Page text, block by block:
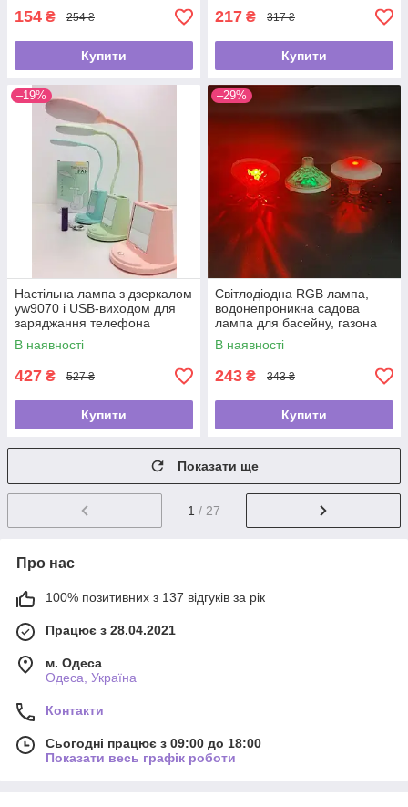
154 ₴ 254 ₴
Купити
217 ₴ 317 ₴
Купити
–19%
Настільна лампа з дзеркалом
yw9070 і USB-виходом для
заряджання телефона
Блакитний
В наявності
427 ₴ 527 ₴
Купити
–29%
Світлодіодна RGB лампа,
водонепроникна садова
лампа для басейну, газона
світильник на батарейках
В наявності
243 ₴ 343 ₴
Купити
Показати ще
1 / 27
Про нас
100% позитивних з 137 відгуків за рік
Працює з 28.04.2021
м. Одеса
Одеса, Україна
Контакти
Сьогодні працює з 09:00 до 18:00
Показати весь графік роботи